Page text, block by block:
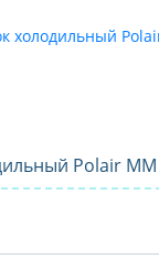
Polair MM